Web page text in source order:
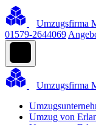
Umzugsfirma
01579-2644069
Umzugsfirma
Umzug von